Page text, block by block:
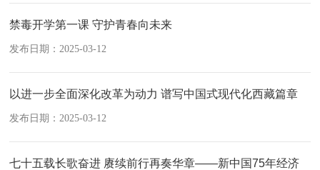
禁毒开学第一课 守护青春向未来
发布日期：2025-03-12
以进一步全面深化改革为动力 谱写中国式现代化西藏篇章
发布日期：2025-03-12
七十五载长歌奋进 赓续前行再奏华章——新中国75年经济